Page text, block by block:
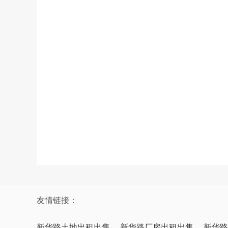
友情链接：